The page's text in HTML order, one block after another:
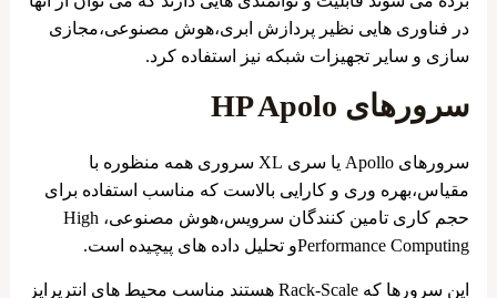
در فناوری هایی نظیر پردازش ابری،هوش مصنوعی،مجازی
سازی و سایر تجهیزات شبکه نیز استفاده کرد.
سرورهای HP Apolo
سرورهای Apollo یا سری XL سروری همه منظوره با
مقیاس،بهره وری و کارایی بالاست که مناسب استفاده برای
حجم کاری تامین کنندگان سرویس،هوش مصنوعی، High
Performance Computingو تحلیل داده های پیچیده است.
این سرورها که Rack-Scale هستند مناسب محیط های انترپرایز